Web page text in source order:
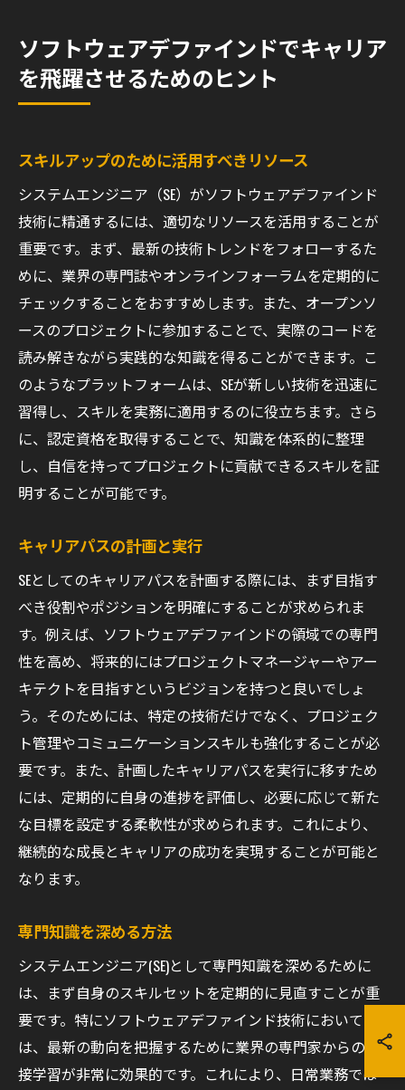
ソフトウェアデファインドでキャリア
を飛躍させるためのヒント
スキルアップのために活用すべきリソース
システムエンジニア（SE）がソフトウェアデファインド
技術に精通するには、適切なリソースを活用することが
重要です。まず、最新の技術トレンドをフォローするた
めに、業界の専門誌やオンラインフォーラムを定期的に
チェックすることをおすすめします。また、オープンソ
ースのプロジェクトに参加することで、実際のコードを
読み解きながら実践的な知識を得ることができます。こ
のようなプラットフォームは、SEが新しい技術を迅速に
習得し、スキルを実務に適用するのに役立ちます。さら
に、認定資格を取得することで、知識を体系的に整理
し、自信を持ってプロジェクトに貢献できるスキルを証
明することが可能です。
キャリアパスの計画と実行
SEとしてのキャリアパスを計画する際には、まず目指す
べき役割やポジションを明確にすることが求められま
す。例えば、ソフトウェアデファインドの領域での専門
性を高め、将来的にはプロジェクトマネージャーやアー
キテクトを目指すというビジョンを持つと良いでしょ
う。そのためには、特定の技術だけでなく、プロジェク
ト管理やコミュニケーションスキルも強化することが必
要です。また、計画したキャリアパスを実行に移すため
には、定期的に自身の進捗を評価し、必要に応じて新た
な目標を設定する柔軟性が求められます。これにより、
継続的な成長とキャリアの成功を実現することが可能と
なります。
専門知識を深める方法
システムエンジニア(SE)として専門知識を深めるために
は、まず自身のスキルセットを定期的に見直すことが重
要です。特にソフトウェアデファインド技術において
は、最新の動向を把握するために業界の専門家からの直
接学習が非常に効果的です。これにより、日常業務では